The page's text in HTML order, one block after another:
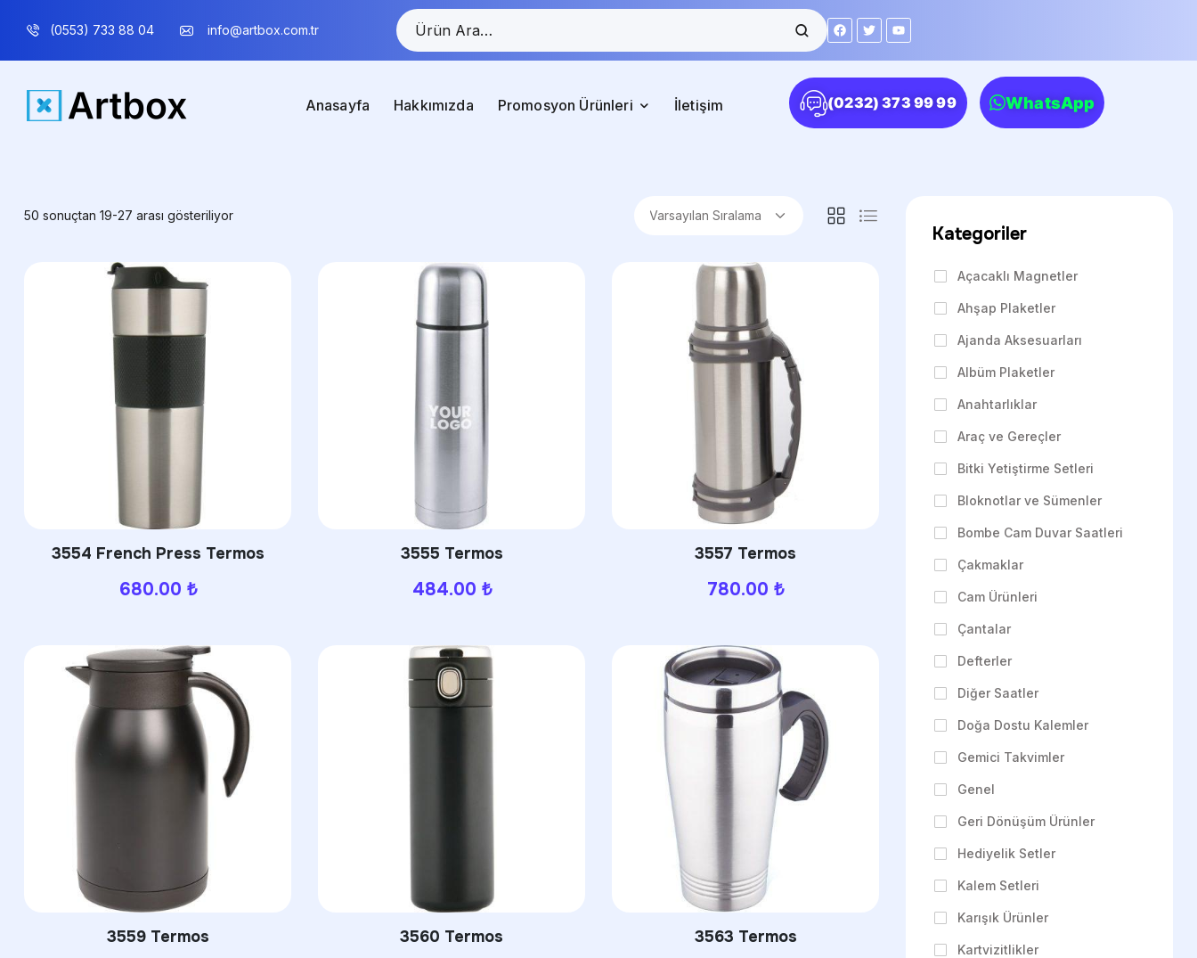
(0553) 733 88 04 info@artbox.com.tr
Anasayfa Hakkımızda Promosyon Ürünleri İletişim (0232) 373 99 99 WhatsApp
50 sonuçtan 19-27 arası gösteriliyor
3554 French Press Termos
680.00 ₺
3555 Termos
484.00 ₺
3557 Termos
780.00 ₺
3559 Termos 3560 Termos 3563 Termos
Kategoriler
Açacaklı Magnetler
Ahşap Plaketler
Ajanda Aksesuarları
Albüm Plaketler
Anahtarlıklar
Araç ve Gereçler
Bitki Yetiştirme Setleri
Bloknotlar ve Sümenler
Bombe Cam Duvar Saatleri
Çakmaklar
Cam Ürünleri
Çantalar
Defterler
Diğer Saatler
Doğa Dostu Kalemler
Gemici Takvimler
Genel
Geri Dönüşüm Ürünler
Hediyelik Setler
Kalem Setleri
Karışık Ürünler
Kartvizitlikler